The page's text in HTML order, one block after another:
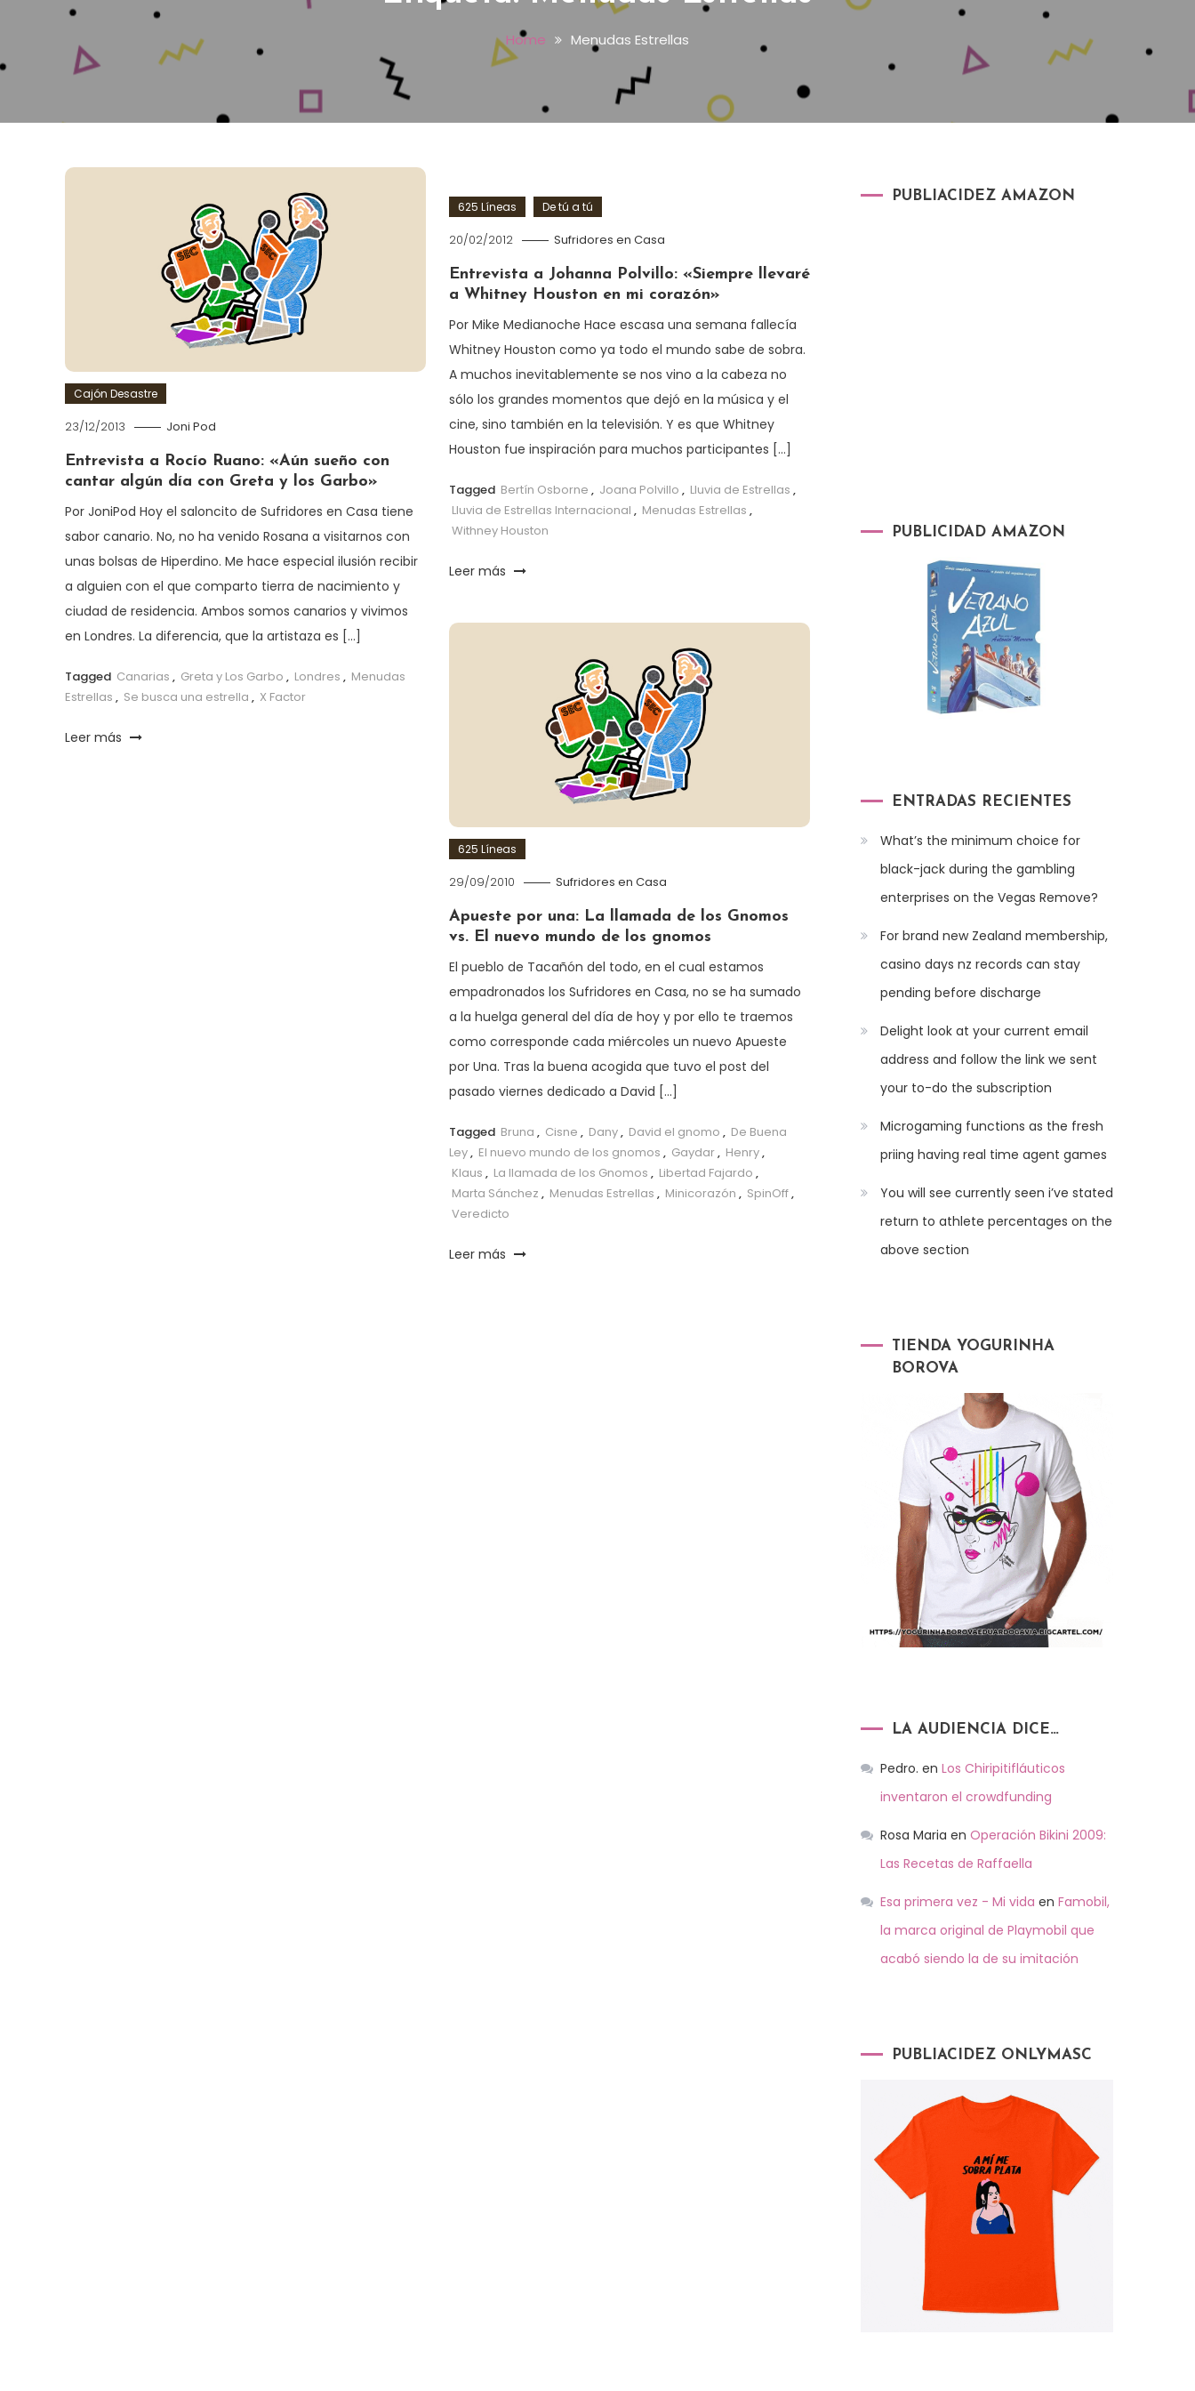
Home Menudas Estrellas
Cajón Desastre
23/12/2013 Joni Pod
Entrevista a Rocío Ruano: «Aún sueño con
cantar algún día con Greta y los Garbo»
Por JoniPod Hoy el saloncito de Sufridores en Casa tiene
sabor canario. No, no ha venido Rosana a visitarnos con
unas bolsas de Hiperdino. Me hace especial ilusión recibir
a alguien con el que comparto tierra de nacimiento y
ciudad de residencia. Ambos somos canarios y vivimos
en Londres. La diferencia, que la artistaza es […]
Tagged Canarias , Greta y Los Garbo , Londres , Menudas
Estrellas , Se busca una estrella , X Factor
Leer más
625 Líneas De tú a tú
20/02/2012 Sufridores en Casa
Entrevista a Johanna Polvillo: «Siempre llevaré
a Whitney Houston en mi corazón»
Por Mike Medianoche Hace escasa una semana fallecía
Whitney Houston como ya todo el mundo sabe de sobra.
A muchos inevitablemente se nos vino a la cabeza no
sólo los grandes momentos que dejó en la música y el
cine, sino también en la televisión. Y es que Whitney
Houston fue inspiración para muchos participantes […]
Tagged Bertín Osborne , Joana Polvillo , Lluvia de Estrellas ,
Lluvia de Estrellas Internacional , Menudas Estrellas ,
Withney Houston
Leer más
625 Líneas
29/09/2010 Sufridores en Casa
Apueste por una: La llamada de los Gnomos
vs. El nuevo mundo de los gnomos
El pueblo de Tacañón del todo, en el cual estamos
empadronados los Sufridores en Casa, no se ha sumado
a la huelga general del día de hoy y por ello te traemos
como corresponde cada miércoles un nuevo Apueste
por Una. Tras la buena acogida que tuvo el post del
pasado viernes dedicado a David […]
Tagged Bruna , Cisne , Dany, David el gnomo , De Buena
Ley, El nuevo mundo de los gnomos , Gaydar, Henry,
Klaus , La llamada de los Gnomos , Libertad Fajardo ,
Marta Sánchez , Menudas Estrellas , Minicorazón , SpinOff,
Veredicto
Leer más
PUBLIACIDEZ AMAZON
PUBLICIDAD AMAZON
ENTRADAS RECIENTES
What’s the minimum choice for
black-jack during the gambling
enterprises on the Vegas Remove?
For brand new Zealand membership,
casino days nz records can stay
pending before discharge
Delight look at your current email
address and follow the link we sent
your to-do the subscription
Microgaming functions as the fresh
priing having real time agent games
You will see currently seen i’ve stated
return to athlete percentages on the
above section
TIENDA YOGURINHA
BOROVA
LA AUDIENCIA DICE…
Pedro. en Los Chiripitifláuticos
inventaron el crowdfunding
Rosa Maria en Operación Bikini 2009:
Las Recetas de Raffaella
Esa primera vez - Mi vida en Famobil,
la marca original de Playmobil que
acabó siendo la de su imitación
PUBLIACIDEZ ONLYMASC